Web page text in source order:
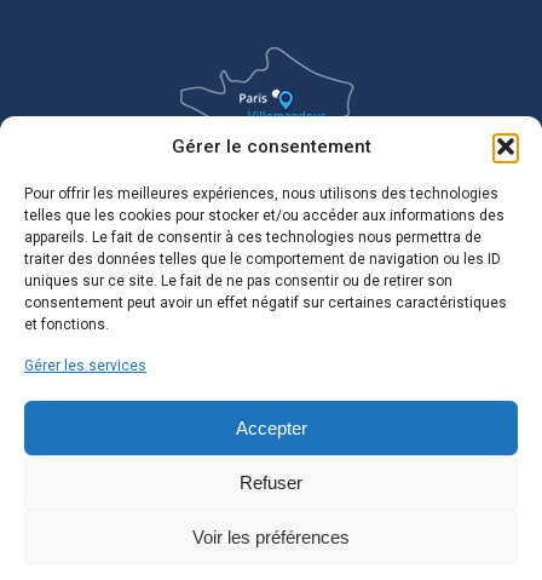
Gérer le consentement
Pour offrir les meilleures expériences, nous utilisons des technologies
telles que les cookies pour stocker et/ou accéder aux informations des
appareils. Le fait de consentir à ces technologies nous permettra de
traiter des données telles que le comportement de navigation ou les ID
uniques sur ce site. Le fait de ne pas consentir ou de retirer son
consentement peut avoir un effet négatif sur certaines caractéristiques
et fonctions.
Gérer les services
Accepter
Refuser
Voir les préférences